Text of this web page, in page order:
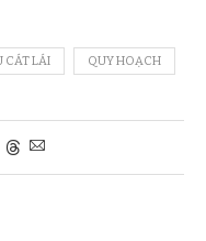
CÁT LÁI QUY HOẠCH